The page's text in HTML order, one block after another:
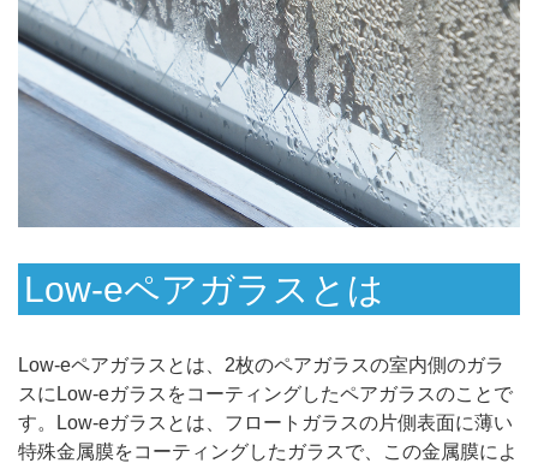
Low-eペアガラスとは
Low-eペアガラスとは、2枚のペアガラスの室内側のガラ
スにLow-eガラスをコーティングしたペアガラスのことで
す。Low-eガラスとは、フロートガラスの片側表面に薄い
特殊金属膜をコーティングしたガラスで、この金属膜によ